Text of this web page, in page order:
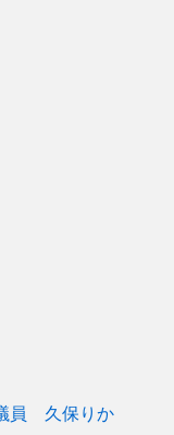
員 久保りか